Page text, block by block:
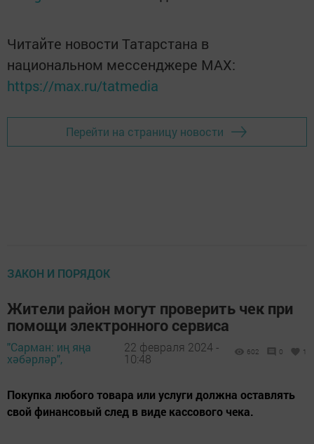
Читайте новости Татарстана в
национальном мессенджере MАХ:
https://max.ru/tatmedia
Перейти на страницу новости
ЗАКОН И ПОРЯДОК
Жители район могут проверить чек при
помощи электронного сервиса
"Сарман: иң яңа
хәбәрләр",
22 февраля 2024 -
10:48
602 0 1
Покупка любого товара или услуги должна оставлять
свой финансовый след в виде кассового чека.